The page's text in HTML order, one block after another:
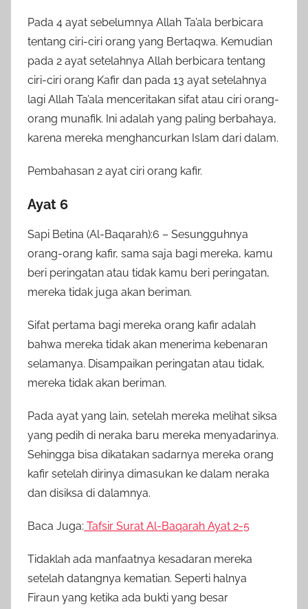
a
d
m
i
n
Pada 4 ayat sebelumnya Allah Ta’ala berbicara
tentang ciri-ciri orang yang Bertaqwa. Kemudian
pada 2 ayat setelahnya Allah berbicara tentang
ciri-ciri orang Kafir dan pada 13 ayat setelahnya
lagi Allah Ta’ala menceritakan sifat atau ciri orang-
orang munafik. Ini adalah yang paling berbahaya,
karena mereka menghancurkan Islam dari dalam.
Pembahasan 2 ayat ciri orang kafir.
Ayat 6
Sapi Betina (Al-Baqarah):6 – Sesungguhnya
orang-orang kafir, sama saja bagi mereka, kamu
beri peringatan atau tidak kamu beri peringatan,
mereka tidak juga akan beriman.
Sifat pertama bagi mereka orang kafir adalah
bahwa mereka tidak akan menerima kebenaran
selamanya. Disampaikan peringatan atau tidak,
mereka tidak akan beriman.
Pada ayat yang lain, setelah mereka melihat siksa
yang pedih di neraka baru mereka menyadarinya.
Sehingga bisa dikatakan sadarnya mereka orang
kafir setelah dirinya dimasukan ke dalam neraka
dan disiksa di dalamnya.
Baca Juga: Tafsir Surat Al-Baqarah Ayat 2-5
Tidaklah ada manfaatnya kesadaran mereka
setelah datangnya kematian. Seperti halnya
Firaun yang ketika ada bukti yang besar